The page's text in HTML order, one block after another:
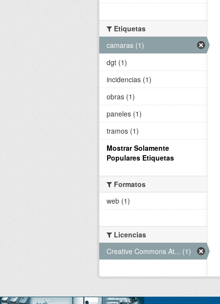
Etiquetas
camaras (1)
dgt (1)
incidencias (1)
obras (1)
paneles (1)
tramos (1)
Mostrar Solamente
Populares Etiquetas
Formatos
web (1)
Licencias
Creative Commons At... (1)